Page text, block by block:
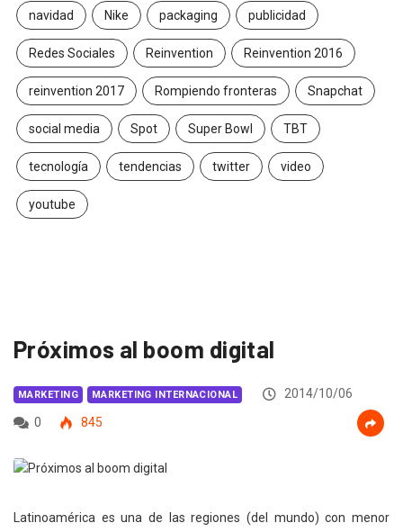
navidad Nike packaging publicidad
Redes Sociales Reinvention Reinvention 2016
reinvention 2017 Rompiendo fronteras Snapchat
social media Spot Super Bowl TBT
tecnología tendencias twitter video
youtube
Próximos al boom digital
MARKETING MARKETING INTERNACIONAL
2014/10/06
0
845
Latinoamérica es una de las regiones (del mundo) con menor